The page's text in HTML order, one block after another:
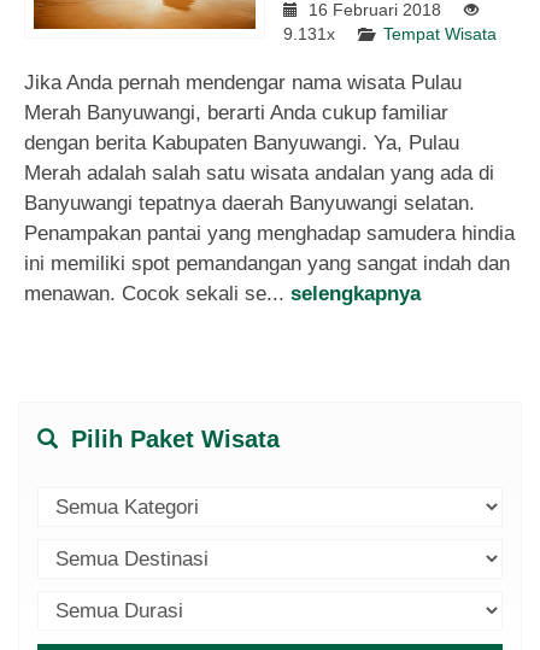
16 Februari 2018
9.131x
Tempat Wisata
Jika Anda pernah mendengar nama wisata Pulau
Merah Banyuwangi, berarti Anda cukup familiar
dengan berita Kabupaten Banyuwangi. Ya, Pulau
Merah adalah salah satu wisata andalan yang ada di
Banyuwangi tepatnya daerah Banyuwangi selatan.
Penampakan pantai yang menghadap samudera hindia
ini memiliki spot pemandangan yang sangat indah dan
menawan. Cocok sekali se... selengkapnya
Pilih Paket Wisata